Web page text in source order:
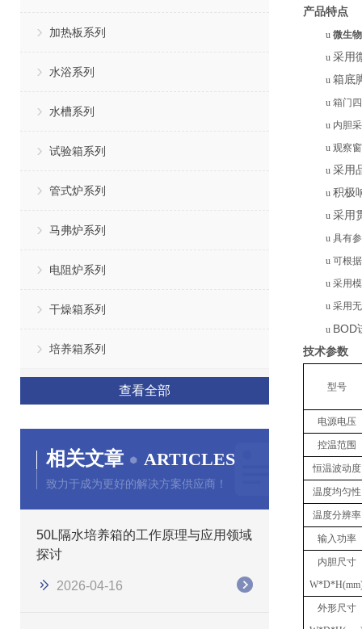
加热板系列
水浴系列
水槽系列
试验箱系列
管式炉系列
马弗炉系列
电阻炉系列
干燥箱系列
培养箱系列
查看全部
相关文章 ARTICLES
致力于成为更好的解决方案供应商！
50L隔水培养箱的工作原理与应用领域
探讨
2026-04-16
产品特点
u 微生
u 采用
u 箱底
u 箱门
u 内胆
u 观察
u 采用
u 积极
u 采用
u 具有
u 可根
u 采用
u 采用
u BOD
技术参数
型号
电源电压
控温范围
恒温波动度
温度均匀性
温度分辨率
输入功率
内胆尺寸
W*D*
外形尺寸